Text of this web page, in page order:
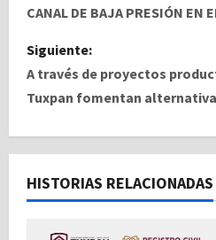
a
v
e
g
c
CANAL DE BAJA PRESIÓN EN
Siguiente:
A través de proyectos
Tuxpan fomentan
HISTORIAS RELACIONADAS